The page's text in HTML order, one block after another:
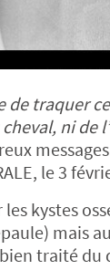
de traquer
ni de
le 3
kystes
mais
traité